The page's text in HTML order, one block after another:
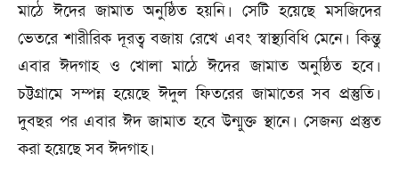
মাঠে ঈদের জামাত অনুষ্ঠিত হয়নি। সেটি হয়েছে মসজিদের
ভেতরে শারীরিক দূরত্ব বজায় রেখে এবং স্বাস্থ্যবিধি মেনে। কিন্তু
এবার ঈদগাহ ও খোলা মাঠে ঈদের জামাত অনুষ্ঠিত হবে।
চট্টগ্রামে সম্পন্ন হয়েছে ঈদুল ফিতরের জামাতের সব প্রস্তুতি।
দুবছর পর এবার ঈদ জামাত হবে উন্মুক্ত স্থানে। সেজন্য প্রস্তুত
করা হয়েছে সব ঈদগাহ।